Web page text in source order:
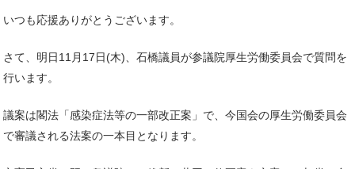
いつも応援ありがとうございます。
さて、明日11月17日(木)、石橋議員が参議院厚生労働委員会で質問を
行います。
議案は閣法「感染症法等の一部改正案」で、今国会の厚生労働委員会
で審議される法案の一本目となります。